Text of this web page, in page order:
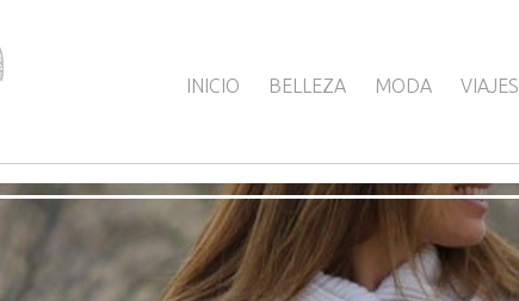
INICIO BELLEZA MODA VIAJES